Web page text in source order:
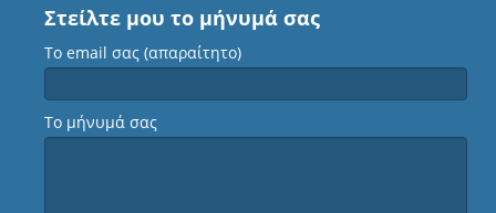
Στείλτε μου το μήνυμά σας
Το email σας (απαραίτητο)
Το μήνυμά σας